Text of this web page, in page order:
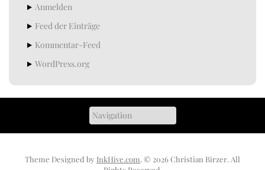
Anmelden
Feed der Einträge
Kommentar-Feed
WordPress.org
Theme Designed by InkHive.com. © 2026 Christian Birzer. All